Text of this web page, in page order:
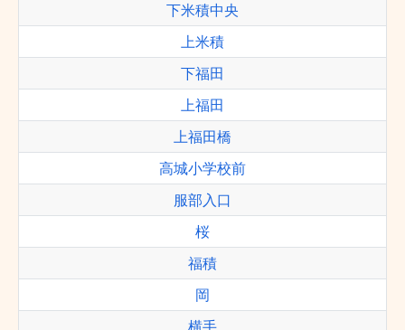
下米積中央
上米積
下福田
上福田
上福田橋
高城小学校前
服部入口
桜
福積
岡
横手